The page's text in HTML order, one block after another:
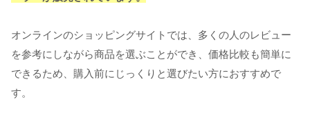
オンラインのショッピングサイトでは、多くの人のレビュー
を参考にしながら商品を選ぶことができ、価格比較も簡単に
できるため、購入前にじっくりと選びたい方におすすめで
す。